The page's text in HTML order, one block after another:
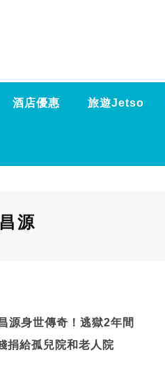
酒店優惠 旅遊Jetso
源
源身世傳奇！逃獄2年間
到的錢捐給孤兒院和老人院